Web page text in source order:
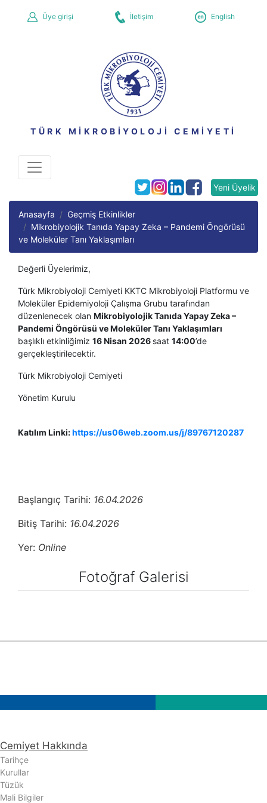
Üye girişi İletişim English
TÜRK MİKROBİYOLOJİ CEMİYETİ
Yeni Üyelik
Anasayfa
Geçmiş Etkinlikler
Mikrobiyolojik Tanıda Yapay Zeka – Pandemi Öngörüsü
ve Moleküler Tanı Yaklaşımları
Değerli Üyelerimiz,
Türk Mikrobiyoloji Cemiyeti KKTC Mikrobiyoloji Platformu ve
Moleküler Epidemiyoloji Çalışma Grubu tarafından
düzenlenecek olan Mikrobiyolojik Tanıda Yapay Zeka –
Pandemi Öngörüsü ve Moleküler Tanı Yaklaşımları
başlıklı etkinliğimiz 16 Nisan 2026 saat 14:00’de
gerçekleştirilecektir.
Türk Mikrobiyoloji Cemiyeti
Yönetim Kurulu
Katılım Linki:https://us06web.zoom.us/j/89767120287
Başlangıç Tarihi: 16.04.2026
Bitiş Tarihi: 16.04.2026
Yer: Online
Fotoğraf Galerisi
Cemiyet Hakkında
Tarihçe
Kurullar
Tüzük
Mali Bilgiler